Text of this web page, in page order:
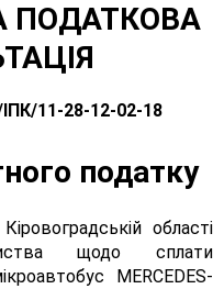
ПОДАТКОВА
11-28-12-02-18
податку
області
щодо сплати
MERCEDES-